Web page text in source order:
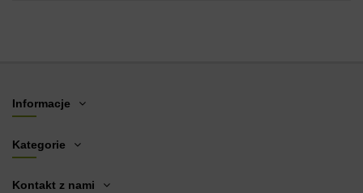
Informacje
Kategorie
Kontakt z nami